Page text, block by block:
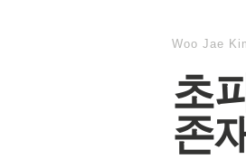
Woo Jae
초
존